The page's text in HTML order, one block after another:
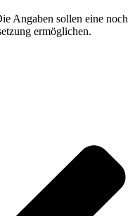
Angaben sollen eine noch
ermöglichen.